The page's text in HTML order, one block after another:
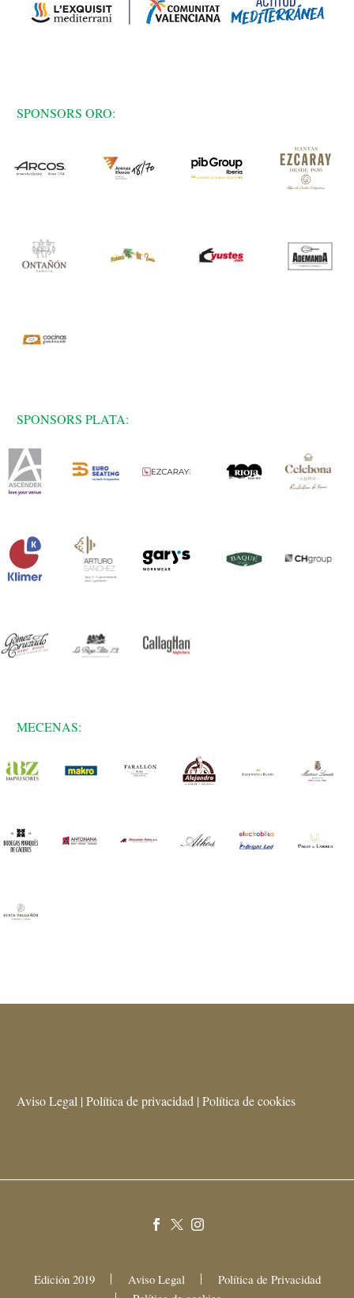
SPONSORS ORO:
SPONSORS PLATA:
MECENAS:
Aviso Legal | Política de privacidad | Política de cookies
Edición 2019 Aviso Legal
Política de Privacidad